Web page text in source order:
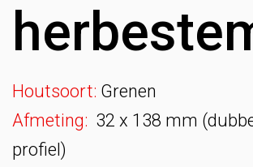
Houtsoort: Grenen
Afmeting: 32 x 138 mm
profiel)